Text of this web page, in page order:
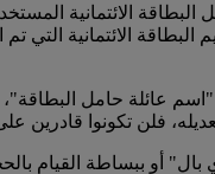
الائتمانية
الائتمانية التي
"اسم عائلة حامل
فلن تكونوا
أو ببساطة القيام